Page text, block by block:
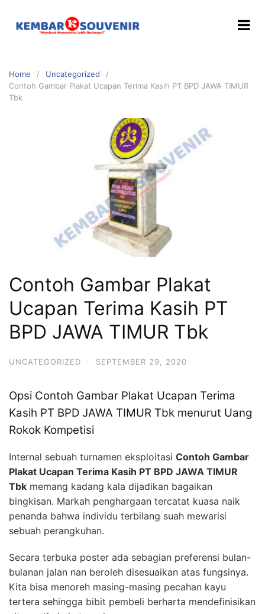
Home
Uncategorized
Contoh Gambar Plakat Ucapan Terima Kasih PT BPD JAWA TIMUR
Tbk
Contoh Gambar Plakat
Ucapan Terima Kasih PT
BPD JAWA TIMUR Tbk
UNCATEGORIZED · SEPTEMBER 29, 2020
Opsi Contoh Gambar Plakat Ucapan Terima
Kasih PT BPD JAWA TIMUR Tbk menurut Uang
Rokok Kompetisi
Internal sebuah turnamen eksploitasi Contoh Gambar
Plakat Ucapan Terima Kasih PT BPD JAWA TIMUR
Tbk memang kadang kala dijadikan bagaikan
bingkisan. Markah penghargaan tercatat kuasa naik
penanda bahwa individu terbilang suah mewarisi
sebuah perangkuhan.
Secara terbuka poster ada sebagian preferensi bulan-
bulanan jalan nan beroleh disesuaikan atas fungsinya.
Kita bisa menoreh masing-masing pecahan kayu
tertera sehingga bibit pembeli berharta mendefinisikan